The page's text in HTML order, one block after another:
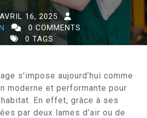
AVRIL 16, 2025
0 COMMENTS
0 TAGS
s’impose aujourd’hui comme
moderne et performante pour
En effet, grâce à ses
par deux lames d’air ou de